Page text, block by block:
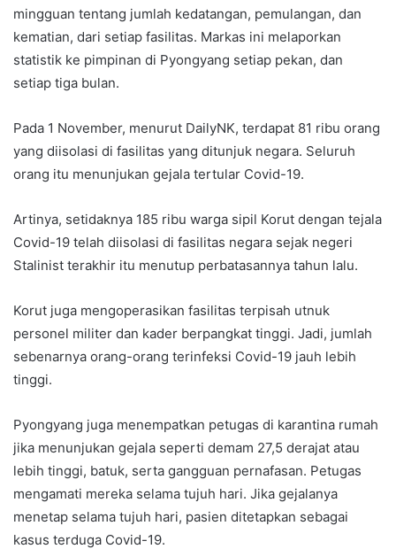
mingguan tentang jumlah kedatangan, pemulangan, dan
kematian, dari setiap fasilitas. Markas ini melaporkan
statistik ke pimpinan di Pyongyang setiap pekan, dan
setiap tiga bulan.
Pada 1 November, menurut DailyNK, terdapat 81 ribu orang
yang diisolasi di fasilitas yang ditunjuk negara. Seluruh
orang itu menunjukan gejala tertular Covid-19.
Artinya, setidaknya 185 ribu warga sipil Korut dengan tejala
Covid-19 telah diisolasi di fasilitas negara sejak negeri
Stalinist terakhir itu menutup perbatasannya tahun lalu.
Korut juga mengoperasikan fasilitas terpisah utnuk
personel militer dan kader berpangkat tinggi. Jadi, jumlah
sebenarnya orang-orang terinfeksi Covid-19 jauh lebih
tinggi.
Pyongyang juga menempatkan petugas di karantina rumah
jika menunjukan gejala seperti demam 27,5 derajat atau
lebih tinggi, batuk, serta gangguan pernafasan. Petugas
mengamati mereka selama tujuh hari. Jika gejalanya
menetap selama tujuh hari, pasien ditetapkan sebagai
kasus terduga Covid-19.